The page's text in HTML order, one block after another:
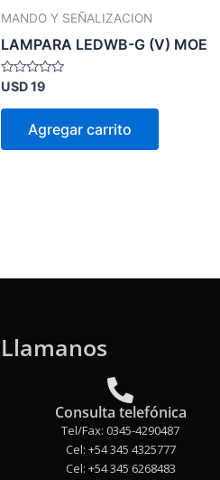
MANDO Y SEÑALIZACION
LAMPARA LEDWB-G (V) MOE
Valorado
0
USD19
Agregar carrito
Llamanos
Consulta telefónica
Tel/Fax: 0345-4290487
Cel: +54 345 4325777
Cel: +54 345 6268483